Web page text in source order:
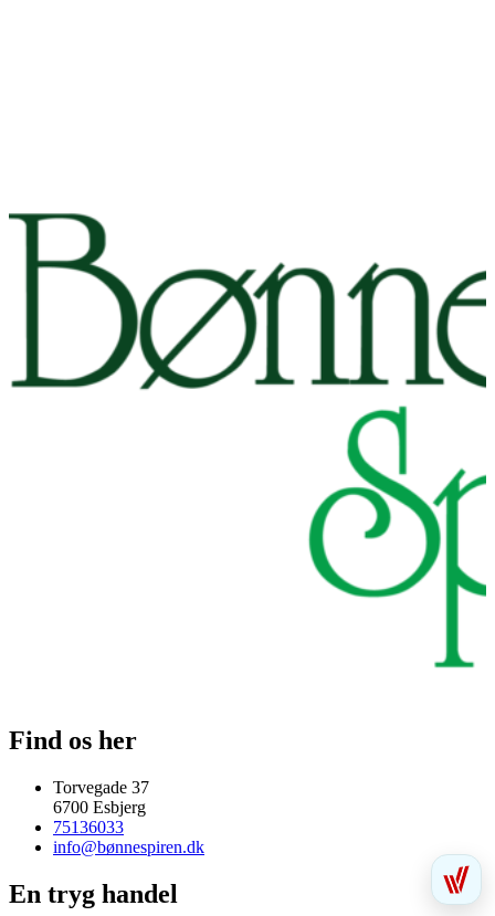
Find os her
Torvegade 37
6700 Esbjerg
75136033
info@bønnespiren.dk
En tryg handel